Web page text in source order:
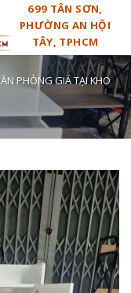
699 TÂN SƠN,
PHƯỜNG AN HỘI
TÂY, TPHCM
PHÒNG GIÁ TẠI KHO